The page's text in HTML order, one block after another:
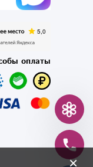
×
оплаты